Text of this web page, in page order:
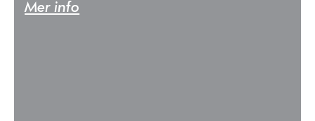
Mer info